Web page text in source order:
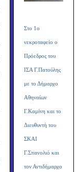
Στο 1ο
νεκροταφείο ο
Πρόεδρος του
ΙΣΑ Γ.Πατούλης
με το Δήμαρχο
Αθηναίων
Γ.Καμίνη και το
Διευθυντή του
ΣΚΑΙ
Γ.Σπανολιό και
τον Αντιδήμαρχο